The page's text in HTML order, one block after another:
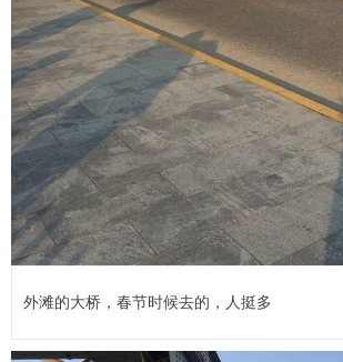
外滩的大桥，春节时候去的，人挺多